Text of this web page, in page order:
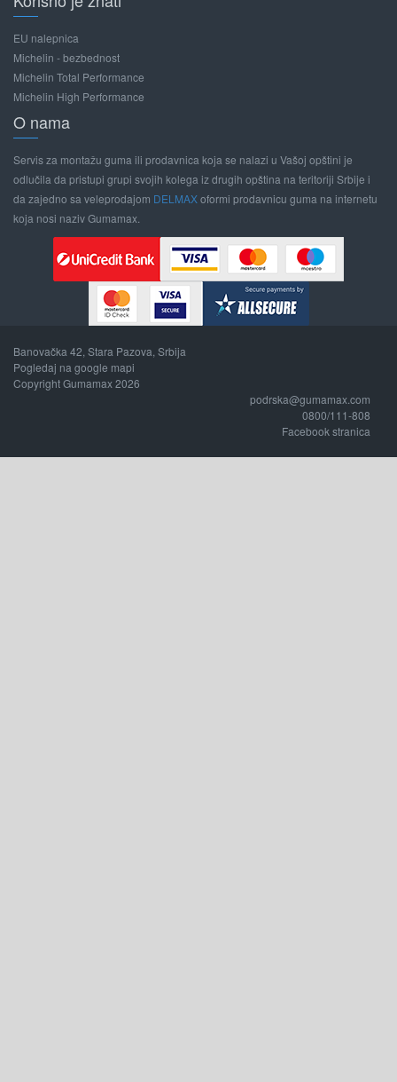
EU nalepnica
Michelin - bezbednost
Michelin Total Performance
Michelin High Performance
O nama
Servis za montažu guma ili prodavnica koja se nalazi u Vašoj opštini je
odlučila da pristupi grupi svojih kolega iz drugih opština na teritoriji Srbije i
da zajedno sa veleprodajom DELMAXoformi prodavnicu guma na internetu
koja nosi naziv Gumamax.
Banovačka 42, Stara Pazova, Srbija
Pogledaj na google mapi
Copyright Gumamax 2026
podrska@gumamax.com
0800/111-808
Facebook stranica